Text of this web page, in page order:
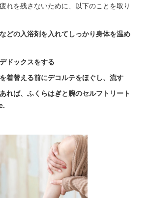
れを残さないために、以下のことを取り
どの入浴剤を入れてしっかり身体を温め
ドックスをする
着替える前にデコルテをほぐし、流す
れば、ふくらはぎと腕のセルフトリート